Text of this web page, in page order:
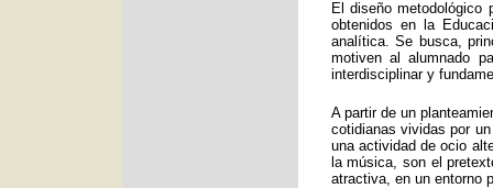
El diseño metodológico
obtenidos en la
analítica. Se busca,
motiven al alumnado
interdisciplinar y
A partir de un
cotidianas vividas por
una actividad de ocio
la música, son el
atractiva, en un entorno